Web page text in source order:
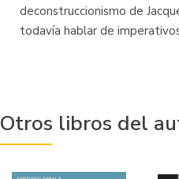
deconstruccionismo de
todavía hablar de
Otros libros del